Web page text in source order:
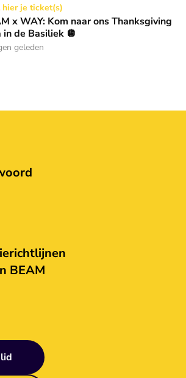
naar ons Thanksgiving gala in de
hier je ticket(s)
x WAY: Kom naar ons Thanksgiving
in de Basiliek 🪩
geleden
BEAM